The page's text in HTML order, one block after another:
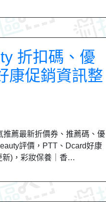
折扣碼、優
康促銷資訊整
推薦最新折價券、推薦碼、優
評價，PTT、Dcard好康
新)，彩妝保養｜香…